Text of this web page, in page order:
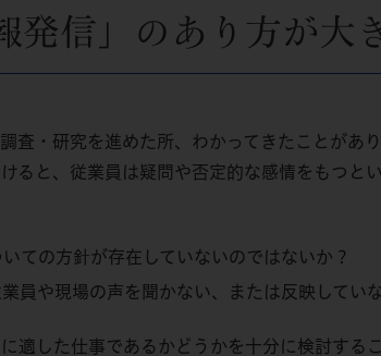
発信」のあり方が大
査・研究を進めた所、わかってきたことがあ
ると、従業員は疑問や否定的な感情をもつ
ての方針が存在していないのではないか？
員や現場の声を聞かない、または反映してい
適した仕事であるかどうかを十分に検討する